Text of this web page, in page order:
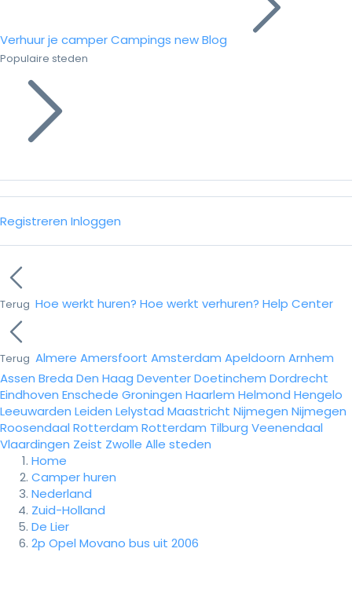
Verhuur je camperCampings newBlog
Populaire steden
Registreren Inloggen
Terug Hoe werkt huren? Hoe werkt verhuren? Help Center
Terug Almere Amersfoort Amsterdam Apeldoorn Arnhem
Assen Breda Den Haag DeventerDoetinchem Dordrecht
Eindhoven Enschede Groningen Haarlem Helmond Hengelo
Leeuwarden Leiden Lelystad Maastricht Nijmegen Nijmegen
Roosendaal Rotterdam Rotterdam Tilburg Veenendaal
Vlaardingen Zeist Zwolle Alle steden
Home
Camper huren
Nederland
Zuid-Holland
De Lier
2p Opel Movano bus uit 2006